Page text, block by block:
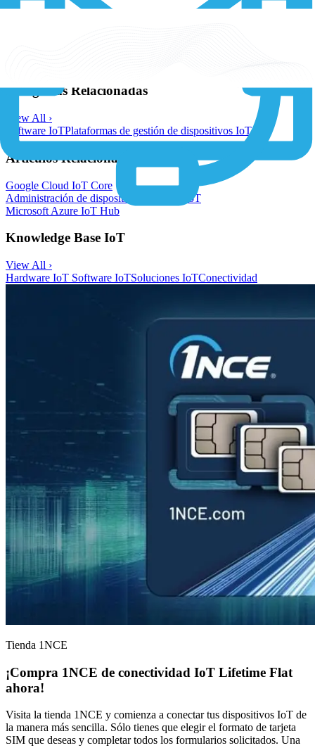
Categorías Relacionadas
View All ›
Software IoTPlataformas de gestión de dispositivos IoT
Artículos Relacionados
Google Cloud IoT Core
Administración de dispositivos de AWS IoT
Microsoft Azure IoT Hub
Knowledge Base IoT
View All ›
Hardware IoT Software IoTSoluciones IoTConectividad
Tienda 1NCE
¡Compra 1NCE de conectividad IoT Lifetime Flat
ahora!
Visita la tienda 1NCE y comienza a conectar tus dispositivos IoT de
la manera más sencilla. Sólo tienes que elegir el formato de tarjeta
SIM que deseas y completar todos los formularios solicitados. Una